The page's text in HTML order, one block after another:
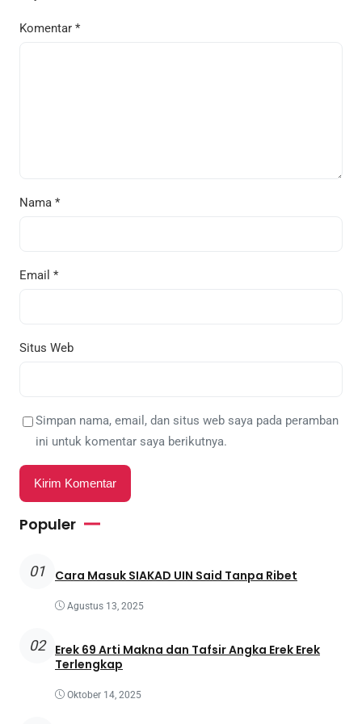
Komentar *
Nama *
Email *
Situs Web
Simpan nama, email, dan situs web saya pada peramban
ini untuk komentar saya berikutnya.
Populer
01 Cara Masuk SIAKAD UIN Said Tanpa Ribet
Agustus 13, 2025
02
Erek 69 Arti Makna dan Tafsir Angka Erek Erek
Terlengkap
Oktober 14, 2025